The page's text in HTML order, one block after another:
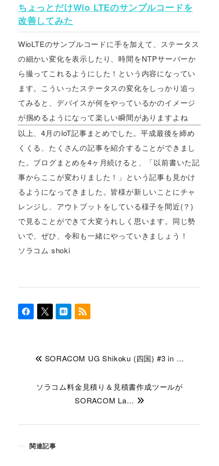
ちょっとだけWio LTEのサンプルコードを
改善してみた
WioLTEのサンプルコードに手を加えて、ステータス
の細かい変化を表示したり、時間をNTPサーバーか
ら撮ってこれるようにした！という内容になってい
ます。こういったステータスの変化をしっかり追っ
てみると、デバイスが何をやっているかのイメージ
が掴めるようになって楽しい瞬間がありますよね
以上、4月のIoT記事まとめでした。平成最後を締め
くくる、たくさんの記事を紹介することができまし
た。ブログまとめを4ヶ月続けると、「以前書いた記
事からここが変わりました！」という記事も見かけ
るようになってきました。皆様が新しいことにチャ
レンジし、アウトプットをしている様子を間近(？)
で見ることができて大変うれしく思います。同じ勢
いで、ぜひ、令和も一緒にやっていきましょう！
ソラコム shoki
関連記事
SORACOM UG Shikoku (四国) #3 in …
ソラコム料金見積り＆見積書作成ツールが
SORACOM La…